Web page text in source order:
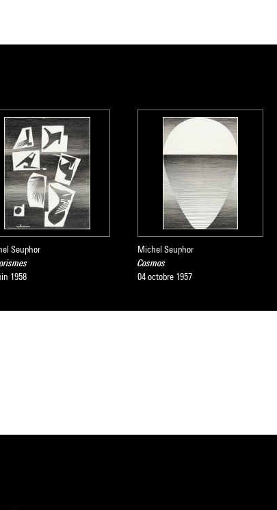
Seuphor
1958
Michel Seuphor
Cosmos
04 octobre 1957